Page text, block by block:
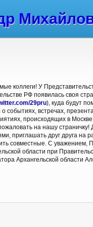
коллеги! У
РФ появилась своя
29pru), куда будут
о событиях, встречах,
происходящих в Москве
на нашу страничку!
приглашать друг друга на
совместные. С уважением,
области при
Архангельской области